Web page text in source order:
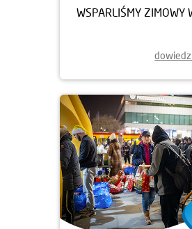
WSPARLIŚMY ZIMOWY